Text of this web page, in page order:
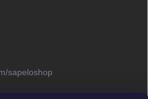
sapeloshop